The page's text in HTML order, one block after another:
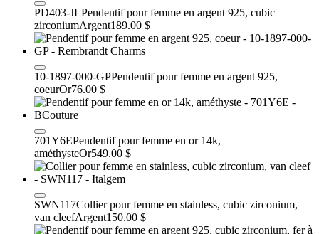
PD403-JLPendentif pour femme en argent 925, cubic
zirconiumArgent189.00 $
10-1897-000-GPPendentif pour femme en argent 925,
coeurOr76.00 $
701Y6EPendentif pour femme en or 14k,
améthysteOr549.00 $
SWN117Collier pour femme en stainless, cubic zirconium,
van cleefArgent150.00 $